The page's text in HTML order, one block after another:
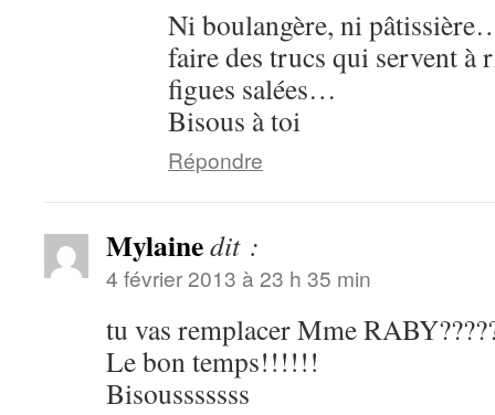
Ni boulangère, ni
faire des trucs qui servent à
figues salées…
Bisous à toi
Répondre
Mylainedit :
4 février 2013 à 23 h 35 min
tu vas remplacer Mme
Le bon temps!!!!!!
Bisousssssss